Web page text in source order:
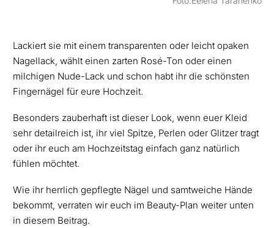
Lackiert sie mit einem transparenten oder leicht opaken
Nagellack, wählt einen zarten Rosé-Ton oder einen
milchigen Nude-Lack und schon habt ihr die schönsten
Fingernägel für eure Hochzeit.
Besonders zauberhaft ist dieser Look, wenn euer Kleid
sehr detailreich ist, ihr viel Spitze, Perlen oder Glitzer tragt
oder ihr euch am Hochzeitstag einfach ganz natürlich
fühlen möchtet.
Wie ihr herrlich gepflegte Nägel und samtweiche Hände
bekommt, verraten wir euch im Beauty-Plan weiter unten
in diesem Beitrag.